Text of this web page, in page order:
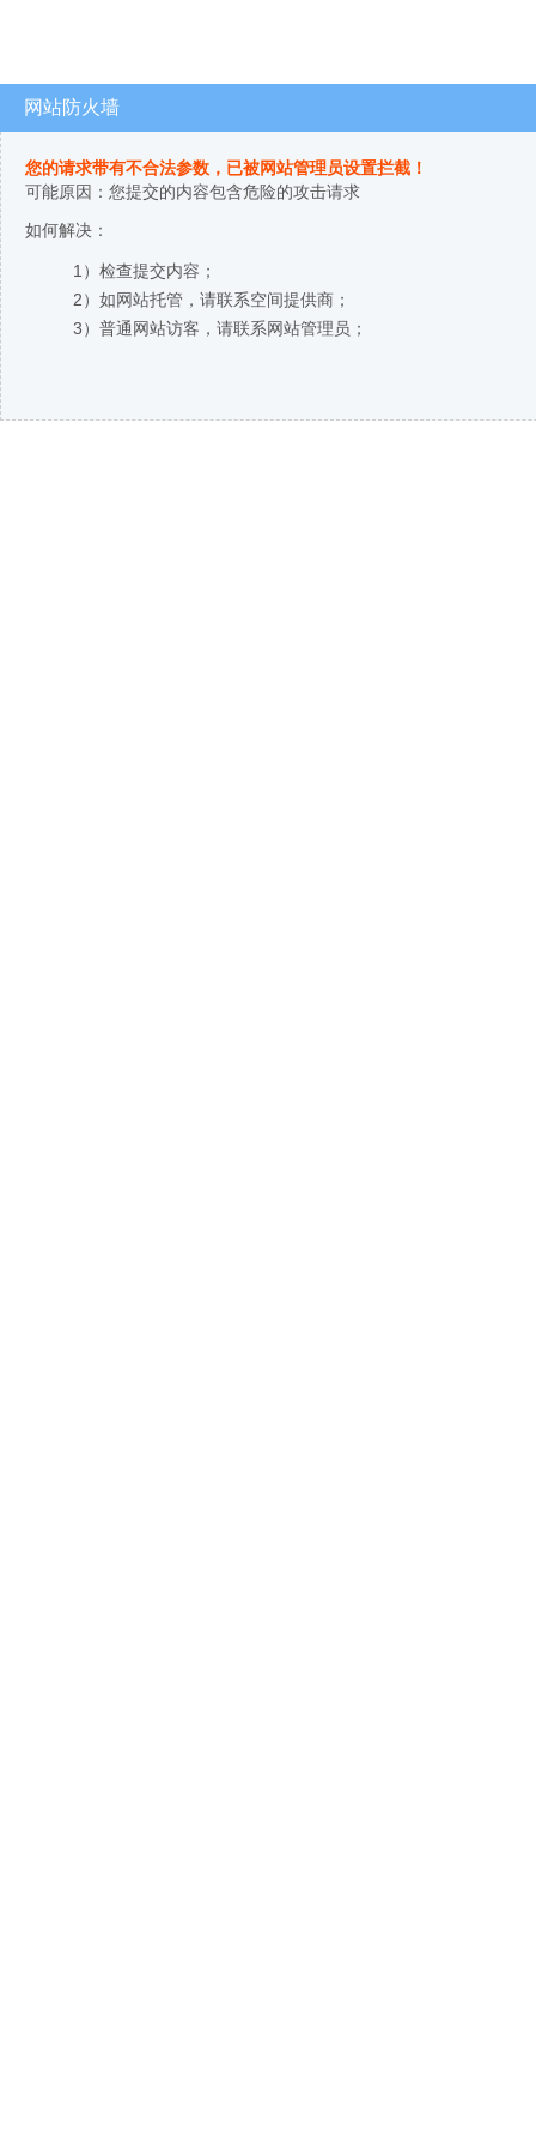
网站防火墙
您的请求带有不合法参数，已被网站管理员设置拦截！
可能原因：您提交的内容包含危险的攻击请求
如何解决：
1）检查提交内容；
2）如网站托管，请联系空间提供商；
3）普通网站访客，请联系网站管理员；